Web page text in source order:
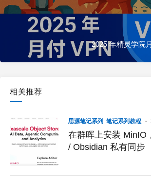
2025 年精灵学院
相关推荐
思源笔记系列 笔记系列教程
在群晖上安装 MinIO
/ Obsidian 私有同步